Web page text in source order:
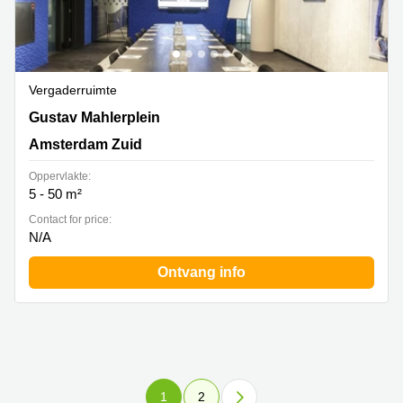
Vergaderruimte
Gustav Mahlerplein 28, Amsterdam Zuid
Gustav Mahlerplein
Amsterdam Zuid
Oppervlakte:
5 - 50 m²
Contact for price:
N/A
Ontvang info
1 2